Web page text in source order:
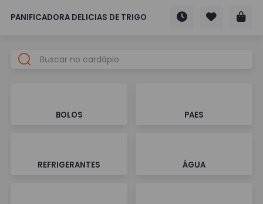
PANIFICADORA DELICIAS DE TRIGO
BOLOS PAES
REFRIGERANTES ÁGUA